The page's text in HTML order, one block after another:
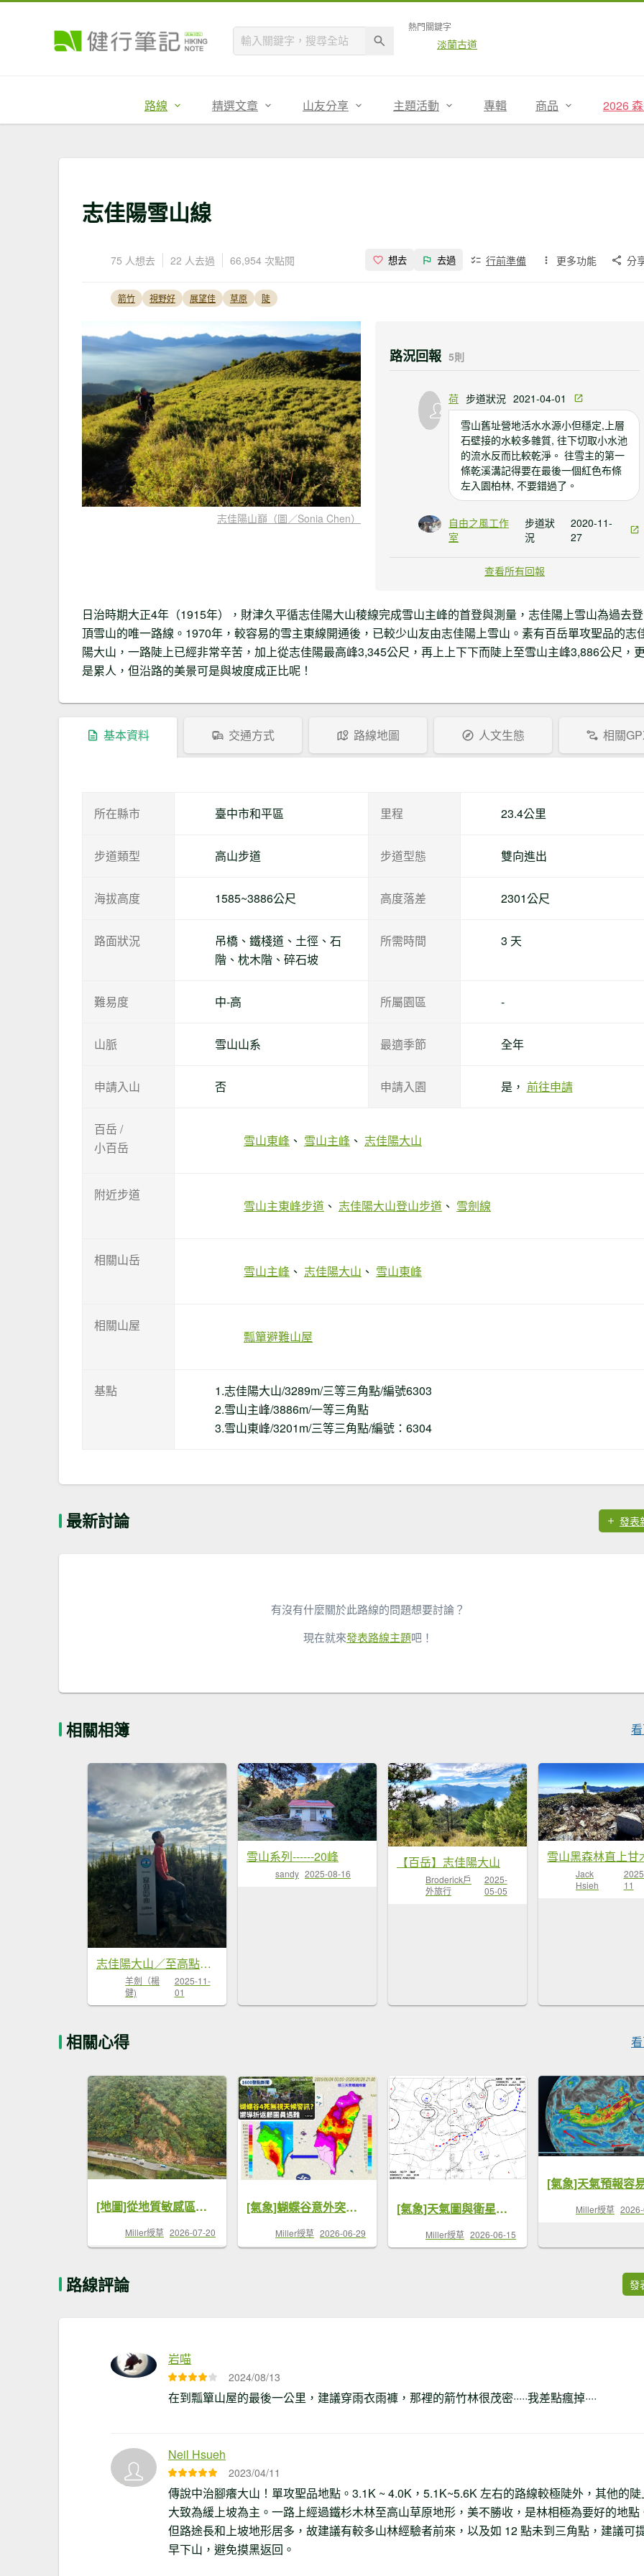
熱門關鍵字
淡蘭古道
路線 精選文章 山友分享 主題活動 專輯 商品 2026
志佳陽雪山線
75 人想去 22 人去過 66,954 次點閱 想去 去過 行前準備 更多功能 分
箭竹 視野好 展望佳 草原 陡
志佳陽山巔（圖／Sonia Chen）
路況回報 5則
荷 步道狀況 2021-04-01
雪山舊址營地活水水源小但穩定,上層
石壁接的水較多雜質, 往下切取小水池
的流水反而比較乾淨。 往雪主的第一
條乾溪溝記得要在最後一個紅色布條
左入園柏林, 不要錯過了。
自由之風工作
室
步道狀
況
2020-11-
27
山屋舊址往雪山路上唯一有可能迷路
的地方是乾溪溝路上有一條綁得結實
色路條，但是是錯的。千萬不要尋繩
往上，小心邀繞過鬆土石後，遠望便
可以找到下一個路條。
裡蚊蟲飛舞的死水喔。
查看所有回報
日治時期大正4年（1915年），財津久平循志佳陽大山稜線完成雪山主峰的首登與測量，志佳陽上雪山為過去登
頂雪山的唯一路線。1970年，較容易的雪主東線開通後，已較少山友由志佳陽上雪山。素有百岳單攻聖品的志
陽大山，一路陡上已經非常辛苦，加上從志佳陽最高峰3,345公尺，再上上下下而陡上至雪山主峰3,886公尺，
是累人，但沿路的美景可是與坡度成正比呢！
基本資料 交通方式 路線地圖 人文生態 相關
所在縣市 臺中市和平區 里程 23.4公里
步道類型 高山步道 步道型態 雙向進出
海拔高度 1585~3886公尺 高度落差 2301公尺
路面狀況
吊橋、鐵棧道、土徑、石
階、枕木階、碎石坡
所需時間 3 天
難易度 中-高 所屬園區 -
山脈 雪山山系 最適季節 全年
申請入山 否 申請入園 是， 前往申請
百岳 /
小百岳
雪山東峰 雪山主峰 志佳陽大山
附近步道
雪山主東峰步道 志佳陽大山登山步道 雪劍線
相關山岳
雪山主峰 志佳陽大山 雪山東峰
相關山屋
瓢簞避難山屋
基點
1.志佳陽大山/3289m/三等三角點/編號6303
2.雪山主峰/3886m/一等三角點
3.雪山東峰/3201m/三等三角點/編號：6304
最新討論 發表
有沒有什麼關於此路線的問題想要討論？
現在就來發表路線主題吧！
相關相簿
志佳陽大山／至高點／雪山大草原／瓢單山屋／四季蘭溪吊橋
羊劍（楊
健)
2025-11-
01
雪山系列------20峰
sandy 2025-08-16
【百岳】志佳陽大山
Broderick戶
外旅行
2025-
05-05
Jack
Hsieh
11
相關心得
[地圖]從地質敏感區圖資窺見登山步道風險，提供登山者可信的行前研判資料
Miller綬草 2026-07-20
[氣象]蝴蝶谷意外突顯氣象資訊取用問題，氣象署早有各類雨量圖表可查詢
Miller綬草 2026-06-29
[氣象]天氣圖與衛星圖是理解與預判未來天氣的起點，但是看懂其中內涵需要學習
Miller綬草 2026-06-15
Miller綬草
路線評論 發
岩喵
2024/08/13
在到瓢簞山屋的最後一公里，建議穿雨衣雨褲，那裡的箭竹林很茂密·····我差點瘋掉····
Neil Hsueh
2023/04/11
傳說中治腳癢大山！單攻聖品地點。3.1K ~ 4.0K，5.1K~5.6K 左右的路線較極陡外，其他的
大致為緩上坡為主。一路上經過鐵杉木林至高山草原地形，美不勝收，是林相極為要好的地點
但路途長和上坡地形居多，故建議有較多山林經驗者前來，以及如 12 點未到三角點，建議可
早下山，避免摸黑返回。